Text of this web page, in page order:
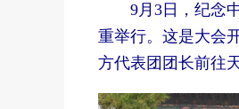
9月3日，纪念中
重举行。这是大会
方代表团团长前往